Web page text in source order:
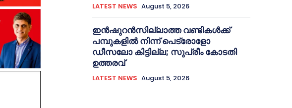
LATEST NEWS August 5, 2026
ഇൻഷുറൻസില്ലാത്ത വണ്ടികള്‍ക്ക്
പമ്പുകളില്‍ നിന്ന് പെട്രോളോ
ഡീസലോ കിട്ടില്ല; സുപ്രീം കോടതി
ഉത്തരവ്
LATEST NEWS August 5, 2026